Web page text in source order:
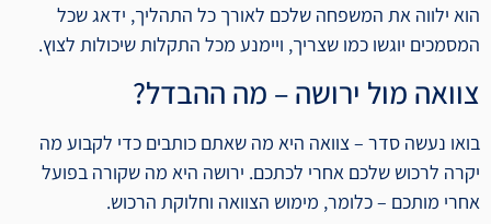
הוא ילווה את המשפחה שלכם לאורך כל התהליך, ידאג שכל
המסמכים יוגשו כמו שצריך, ויימנע מכל התקלות שיכולות לצוץ.
צוואה מול ירושה – מה ההבדל?
בואו נעשה סדר – צוואה היא מה שאתם כותבים כדי לקבוע מה
יקרה לרכוש שלכם אחרי לכתכם. ירושה היא מה שקורה בפועל
אחרי מותכם – כלומר, מימוש הצוואה וחלוקת הרכוש.